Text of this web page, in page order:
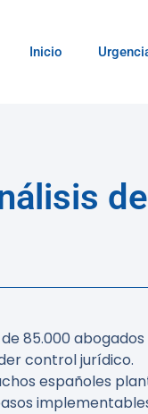
Inicio
85.000
control jurídico.
españoles